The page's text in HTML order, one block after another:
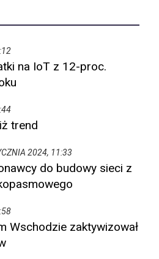
na IoT z 12-proc.
trend
2024, 11:33
do budowy sieci z
Wschodzie zaktywizował